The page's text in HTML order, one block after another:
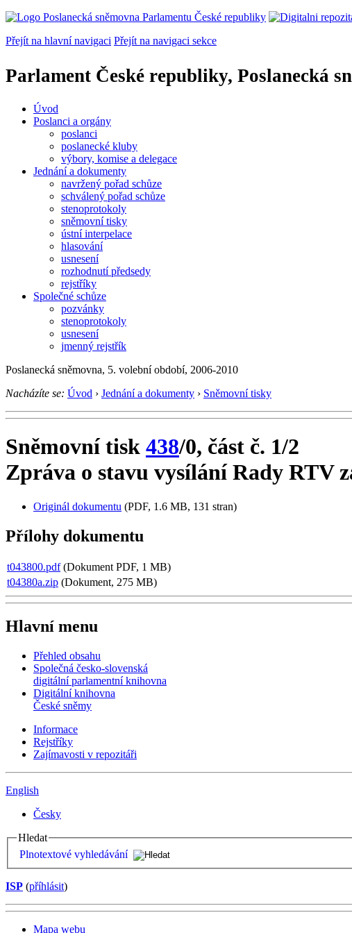
Přejít na hlavní navigaci Přejít na navigaci sekce
Parlament České republiky, Poslanecká
Úvod
Poslanci a orgány
poslanci
poslanecké kluby
výbory, komise a delegace
Jednání a dokumenty
navržený pořad schůze
schválený pořad schůze
stenoprotokoly
sněmovní tisky
ústní interpelace
hlasování
usnesení
rozhodnutí předsedy
rejstříky
Společné schůze
pozvánky
stenoprotokoly
usnesení
jmenný rejstřík
Poslanecká sněmovna, 5. volební období, 2006-2010
Nacházíte se: Úvod › Jednání a dokumenty › Sněmovní tisky
Sněmovní tisk 438/0, část č. 1/2
Zpráva o stavu vysílání Rady RTV
Originál dokumentu (PDF, 1.6 MB, 131 stran)
Přílohy dokumentu
t043800.pdf(Dokument PDF, 1 MB)
t04380a.zip (Dokument, 275 MB)
Hlavní menu
Přehled obsahu
Společná česko-slovenská
digitální parlamentní knihovna
Digitální knihovna
České sněmy
Informace
Rejstříky
Zajímavosti v repozitáři
English
Česky
Hledat
Plnotextové vyhledávání
ISP (příhlásit)
Mapa webu